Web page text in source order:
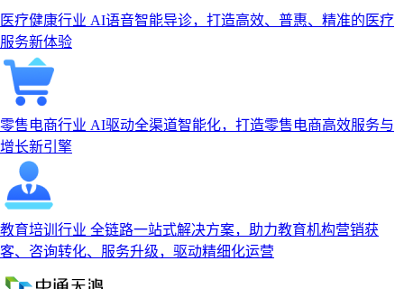
医疗健康行业 AI语音智能导诊，打造高效、普惠、精准的医疗
服务新体验
零售电商行业 AI驱动全渠道智能化，打造零售电商高效服务与
增长新引擎
教育培训行业 全链路一站式解决方案，助力教育机构营销获
客、咨询转化、服务升级，驱动精细化运营